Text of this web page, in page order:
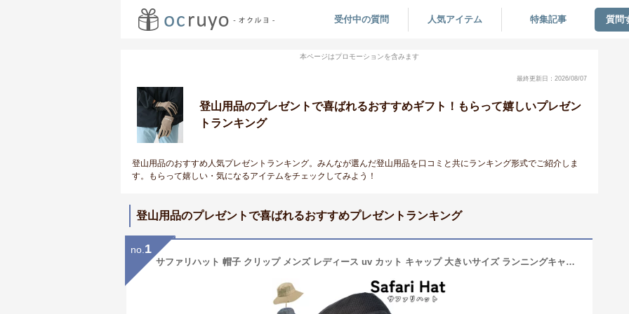
受付中の質問 人気アイテム 特集記事 質問
本ページはプロモーションを含みます
最終更新日：2026/08/07
登山用品のプレゼントで喜ばれるおすすめギフト！もらって嬉しいプレゼン
トランキング
登山用品のおすすめ人気プレゼントランキング。みんなが選んだ登山用品を口コミと共にランキング形式でご紹介しま
す。もらって嬉しい・気になるアイテムをチェックしてみよう！
登山用品のプレゼントで喜ばれるおすすめプレゼントランキング
no. 1
サファリハット 帽子 クリップ メンズ レディース uv カット キャップ 大きいサイズ ランニングキャップ 春 夏用 折りたたみ 涼しい 日焼け防止 つば広 あご紐 日除け